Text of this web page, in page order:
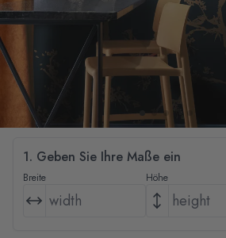
1. Geben Sie Ihre Maße ein
Breite Höhe